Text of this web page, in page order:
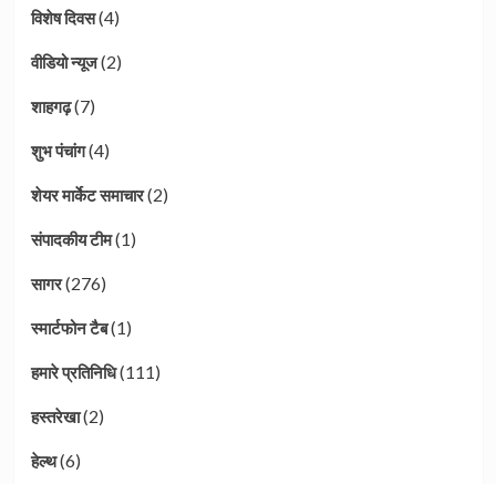
विशेष दिवस(4)
वीडियो न्यूज(2)
शाहगढ़(7)
शुभ पंचांग(4)
शेयर मार्केट समाचार(2)
संपादकीय टीम(1)
सागर(276)
स्मार्टफोन टैब(1)
हमारे प्रतिनिधि(111)
हस्तरेखा(2)
हेल्थ(6)